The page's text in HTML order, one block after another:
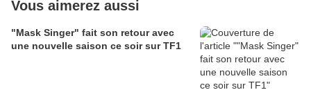
Vous aimerez aussi
"Mask Singer" fait son retour avec
une nouvelle saison ce soir sur TF1